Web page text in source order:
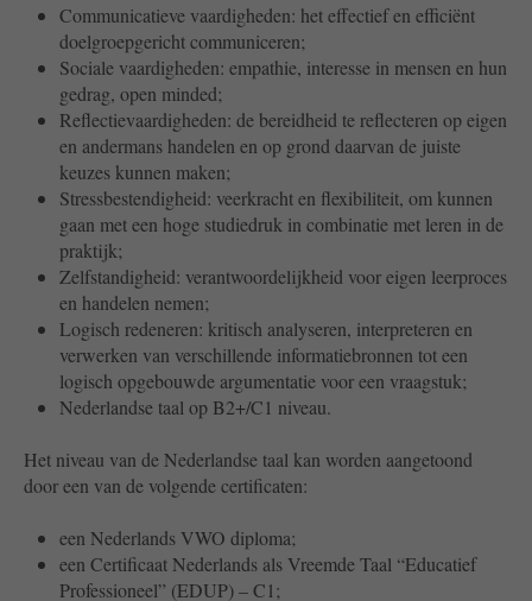
Communicatieve vaardigheden: het effectief en efficiënt
doelgroepgericht communiceren;
Sociale vaardigheden: empathie, interesse in mensen en hun
gedrag, open minded;
Reflectievaardigheden: de bereidheid te reflecteren op eigen
en andermans handelen en op grond daarvan de juiste
keuzes kunnen maken;
Stressbestendigheid: veerkracht en flexibiliteit, om kunnen
gaan met een hoge studiedruk in combinatie met leren in de
praktijk;
Zelfstandigheid: verantwoordelijkheid voor eigen leerproces
en handelen nemen;
Logisch redeneren: kritisch analyseren, interpreteren en
verwerken van verschillende informatiebronnen tot een
logisch opgebouwde argumentatie voor een vraagstuk;
Nederlandse taal op B2+/C1 niveau.
Het niveau van de Nederlandse taal kan worden aangetoond
door een van de volgende certificaten:
een Nederlands VWO diploma;
een Certificaat Nederlands als Vreemde Taal “Educatief
Professioneel” (EDUP) – C1;